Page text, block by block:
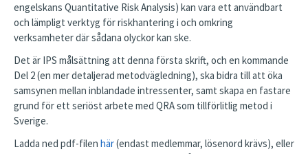
engelskans Quantitative Risk Analysis) kan vara ett användbart
och lämpligt verktyg för riskhantering i och omkring
verksamheter där sådana olyckor kan ske.
Det är IPS målsättning att denna första skrift, och en kommande
Del 2 (en mer detaljerad metodvägledning), ska bidra till att öka
samsynen mellan inblandade intressenter, samt skapa en fastare
grund för ett seriöst arbete med QRA som tillförlitlig metod i
Sverige.
Ladda ned pdf-filen här(endast medlemmar, lösenord krävs), eller